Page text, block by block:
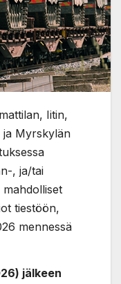
Iitin,
ja Myrskylän
, ja/tai
mahdolliset
tiestöön,
mennessä
jälkeen